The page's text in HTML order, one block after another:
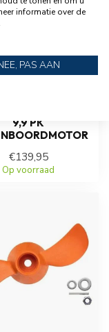
9,9 PK
€139,95
Op voorraad
informatie over de
PAS AAN